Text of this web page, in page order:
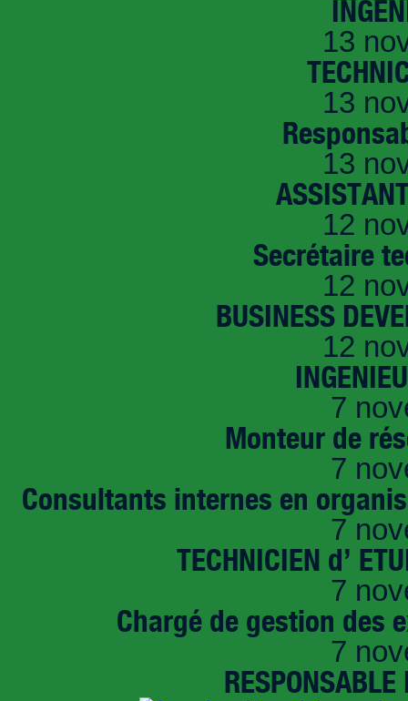
13
13
13
12
Secrétaire
12
BUSINESS
12
7
Monteur de
7
Consultants internes en
7
TECHNICIEN d’
7
Chargé de gestion des
7